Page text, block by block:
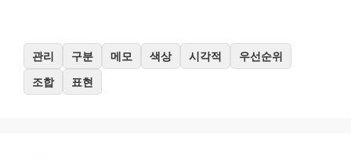
관리 구분 메모 색상 시각적
우선순위
조합
표현